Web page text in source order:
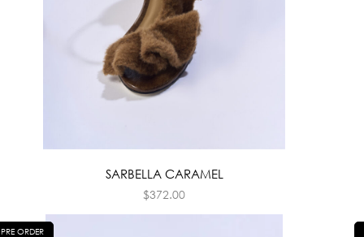
SARBELLA CARAMEL
$372.00
PRE ORDER